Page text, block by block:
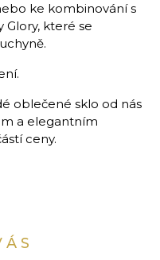
ke kombinování s
Glory, které se
oblečené sklo od nás
a elegantním
ceny.